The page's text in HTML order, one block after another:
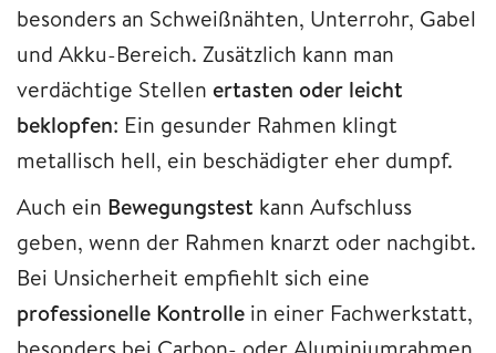
besonders an Schweißnähten, Unterrohr, Gabel
und Akku-Bereich. Zusätzlich kann man
verdächtige Stellen ertasten oder leicht
beklopfen: Ein gesunder Rahmen klingt
metallisch hell, ein beschädigter eher dumpf.
Auch ein Bewegungstest kann Aufschluss
geben, wenn der Rahmen knarzt oder nachgibt.
Bei Unsicherheit empfiehlt sich eine
professionelle Kontrolle in einer Fachwerkstatt,